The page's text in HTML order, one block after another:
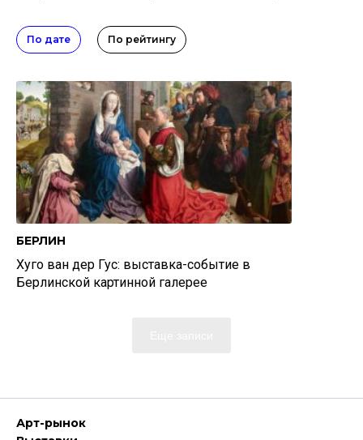
По дате По рейтингу
БЕРЛИН
Хуго ван дер Гус: выставка-событие в
Берлинской картинной галерее
Арт-рынок